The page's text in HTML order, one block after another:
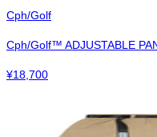
Cph/Golf
Cph/Golf™︎ ADJUSTABLE
¥18,700